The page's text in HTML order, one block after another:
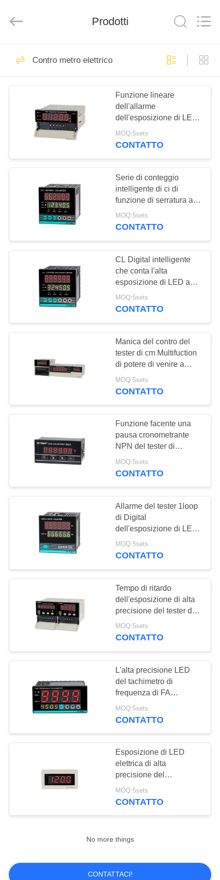
CASA
PRODOTTI
VIDEO
VR
CIRCA
GIRO
DELLA
FABBRICA
CONTROLLO
QUALITÀ
CONTATTICI
MAPPA
SITO
PRIVACY
POLICY
Co.,Ltd.
termostato ksd301
termostato
automatico di
risistemazione
47
Termostato del
ripristino manuale
commutatore
termico ksd301
58
interruttore a
bilanciere
Commutatore
elettrico del
24
Interruttore di
accensione
impermeabile
Far scorrere
Interruttore
Prodotti
Contro metro elettrico
Funzione lineare
dell'allarme
dell'esposizione di LED
di alta precisione di
velocità del tachimetro di
MOQ:5sets
CONTATTO
Serie di conteggio
intelligente di ci di
funzione di serratura a
chiave del tester RS485
dell'esposizione di LED
MOQ:5sets
CONTATTO
CL Digital intelligente
che conta l'alta
esposizione di LED anti-
interferenza di capacità
RS485 del tester
MOQ:5sets
CONTATTO
Manica del contro del
tester di cm Multifuction
di potere di venire a
mancare di memoria
2loop input elettrico & di
MOQ:5sets
CONTATTO
Funzione facente una
pausa cronometrante
NPN del tester di
conteggio di Digital di
multifuction della CX o
MOQ:5sets
CONTATTO
Allarme del tester 1loop
di Digital
dell'esposizione di LED
di CA il contro ha
prodotto l'alta capacità
MOQ:5sets
CONTATTO
Tempo di ritardo
dell'esposizione di alta
precisione del tester di
Digital di serie di TCN
contro indipendente
MOQ:5sets
CONTATTO
L'alta precisione LED
del tachimetro di
frequenza di FA
visualizza l'uscita
dell'allarme 1loop
MOQ:5sets
CONTATTO
Esposizione di LED
elettrica di alta
precisione del
tachimetro del tester di
frequenza contro
MOQ:5sets
CONTATTO
No more things
CONTATTACI!